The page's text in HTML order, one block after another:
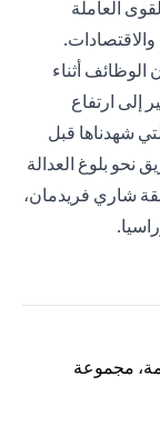
العاملة
الوظائف أثناء
إلى ارتفاع
شهدناها قبل
نحو بلوغ العدالة
شاري فريدمان،
مجموعة